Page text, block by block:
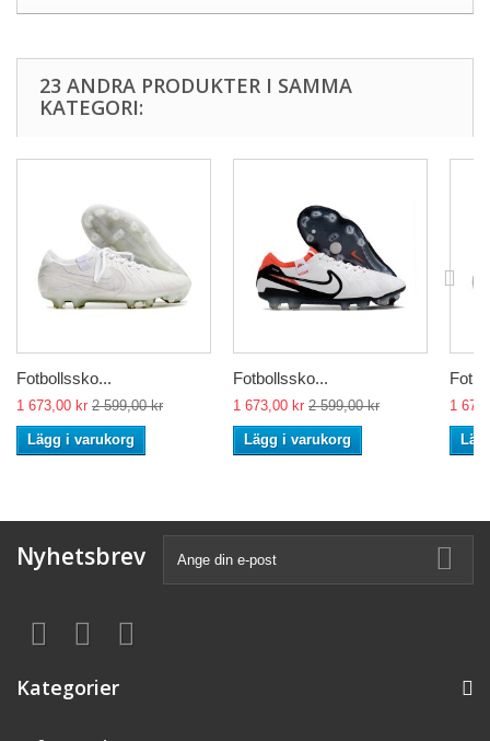
23 ANDRA PRODUKTER I SAMMA
KATEGORI:
Fotbollssko...
1 673,00 kr 2 599,00 kr
Lägg i varukorg
Fotbollssko...
1 673,00 kr 2 599,00 kr
Lägg i varukorg
1
Nyhetsbrev
Kategorier